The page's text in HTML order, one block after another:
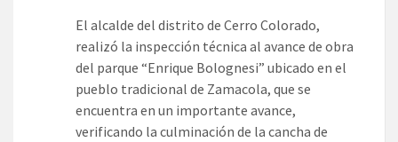
El alcalde del distrito de Cerro Colorado,
realizó la inspección técnica al avance de obra
del parque “Enrique Bolognesi” ubicado en el
pueblo tradicional de Zamacola, que se
encuentra en un importante avance,
verificando la culminación de la cancha de